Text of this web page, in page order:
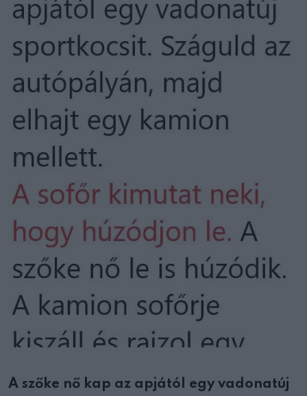
A szőke nő kap az apjától egy vadonatúj